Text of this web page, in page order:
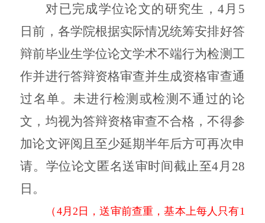
对已完成学位论文的研究生， 4月5
日前，各学院根据实际情况统筹安排好答
辩前毕业生学位论文学术不端行为检测工
作并进行答辩资格审查并生成资格审查通
过名单。未进行检测或检测不通过的论
文，均视为答辩资格审查不合格，不得参
加论文评阅且至少延期半年后方可再次申
请。学位论文匿名送审时间截止至4月28
日。
（ 4月2日，送审前查重，基本上每人只有1